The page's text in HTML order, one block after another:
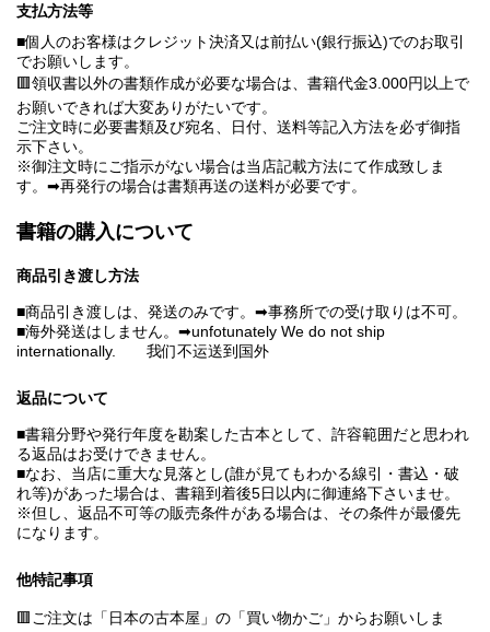
支払方法等
■個人のお客様はクレジット決済又は前払い(銀行振込)でのお取引
でお願いします。
🟥領収書以外の書類作成が必要な場合は、書籍代金3.000円以上で
お願いできれば大変ありがたいです。
ご注文時に必要書類及び宛名、日付、送料等記入方法を必ず御指
示下さい。
※御注文時にご指示がない場合は当店記載方法にて作成致しま
す。➡再発行の場合は書類再送の送料が必要です。
書籍の購入について
商品引き渡し方法
■商品引き渡しは、発送のみです。➡事務所での受け取りは不可。
■海外発送はしません。➡unfotunately We do not ship
internationally. 我们不运送到国外
返品について
■書籍分野や発行年度を勘案した古本として、許容範囲だと思われ
る返品はお受けできません。
■なお、当店に重大な見落とし(誰が見てもわかる線引・書込・破
れ等)があった場合は、書籍到着後5日以内に御連絡下さいませ。
※但し、返品不可等の販売条件がある場合は、その条件が最優先
になります。
他特記事項
🟥ご注文は「日本の古本屋」の「買い物かご」からお願いしま